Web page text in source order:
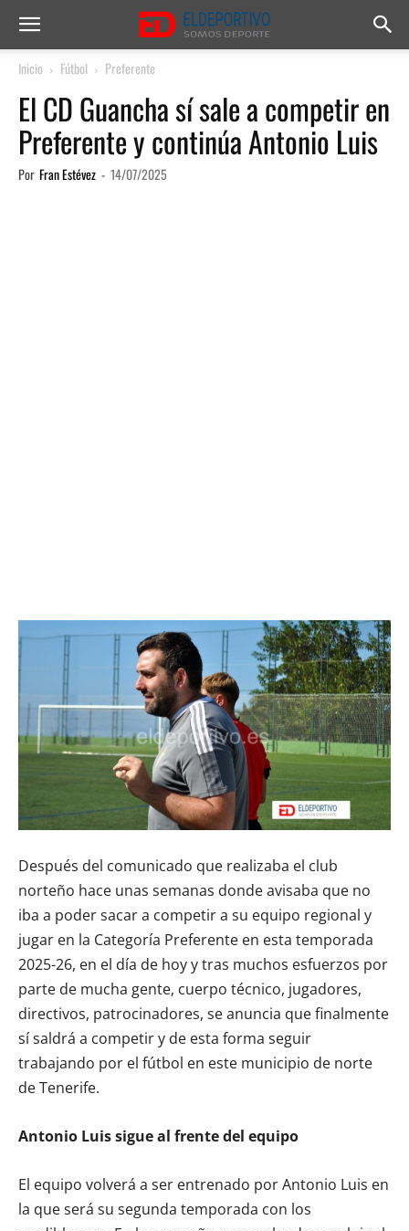
Inicio Fútbol Preferente
El CD Guancha sí sale a competir en
Preferente y continúa Antonio Luis
Por Fran Estévez - 14/07/2025
Después del comunicado que realizaba el club
norteño hace unas semanas donde avisaba que no
iba a poder sacar a competir a su equipo regional y
jugar en la Categoría Preferente en esta temporada
2025-26, en el día de hoy y tras muchos esfuerzos por
parte de mucha gente, cuerpo técnico, jugadores,
directivos, patrocinadores, se anuncia que finalmente
sí saldrá a competir y de esta forma seguir
trabajando por el fútbol en este municipio de norte
de Tenerife.
Antonio Luis sigue al frente del equipo
El equipo volverá a ser entrenado por Antonio Luis en
la que será su segunda temporada con los